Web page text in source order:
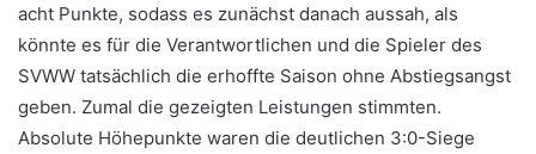
acht Punkte, sodass es zunächst danach aussah, als
könnte es für die Verantwortlichen und die Spieler des
SVWW tatsächlich die erhoffte Saison ohne Abstiegsangst
geben. Zumal die gezeigten Leistungen stimmten.
Absolute Höhepunkte waren die deutlichen 3:0-Siege